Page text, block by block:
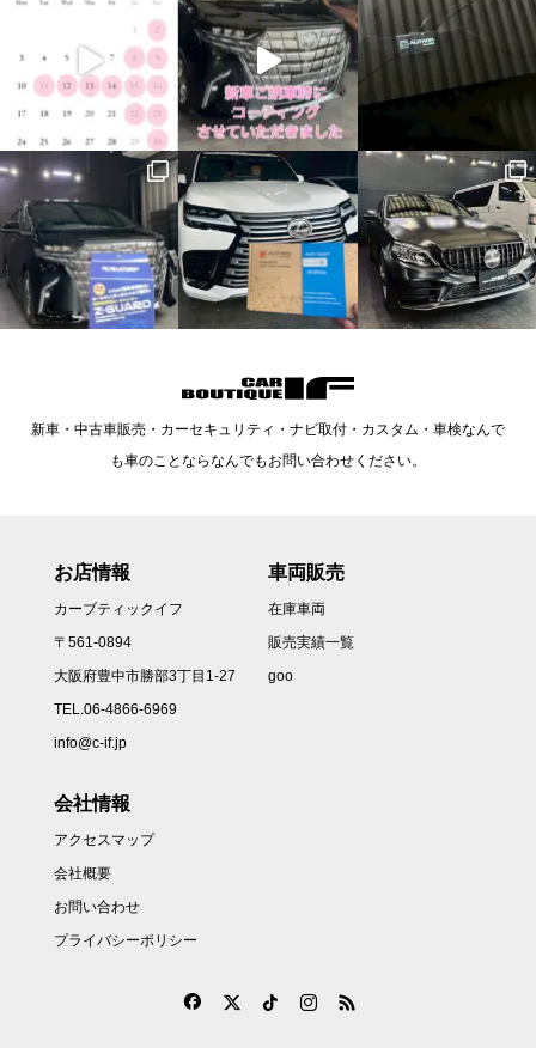
新車・中古車販売・カーセキュリティ・ナビ取付・カスタム・車検なんで
も車のことならなんでもお問い合わせください。
お店情報
カーブティックイフ
〒561-0894
大阪府豊中市勝部3丁目1-27
TEL.06-4866-6969
info@c-if.jp
車両販売
在庫車両
販売実績一覧
goo
会社情報
アクセスマップ
会社概要
お問い合わせ
プライバシーポリシー